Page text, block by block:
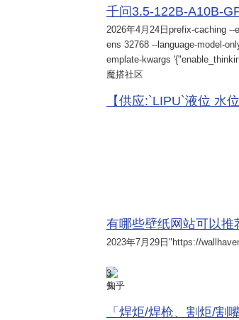
千问3.5-122B-A10B-
2026年4月24日 prefix-caching --
ens 32768 --language-model-
emplate-kwargs
魔搭社区
【供应:`LIPU`液位 水
有哪些壁纸网站可以推
2023年7月29日 "https://
3
知乎
「焊炬/焊枪、割炬/割